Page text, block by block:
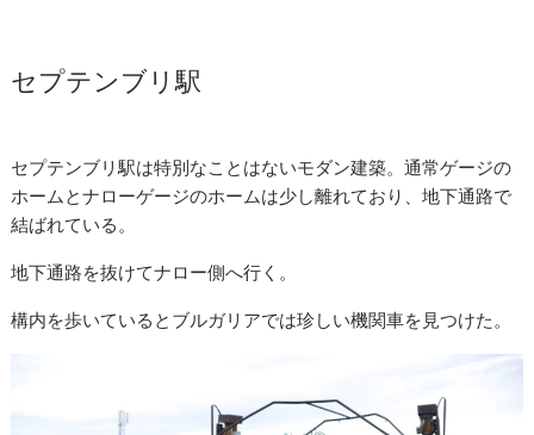
セプテンブリ駅
セプテンブリ駅は特別なことはないモダン建築。通常ゲージの
ホームとナローゲージのホームは少し離れており、地下通路で
結ばれている。
地下通路を抜けてナロー側へ行く。
構内を歩いているとブルガリアでは珍しい機関車を見つけた。